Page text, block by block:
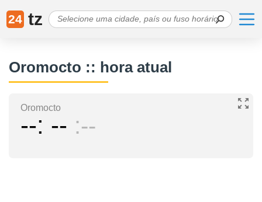
24 tz
Oromocto :: hora atual
Oromocto
-- -- --